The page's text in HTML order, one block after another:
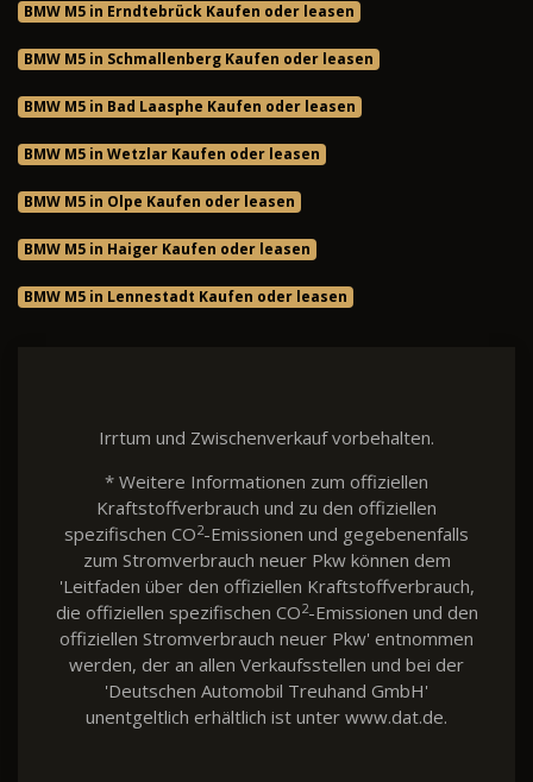
BMW M5 in Erndtebrück Kaufen oder leasen
BMW M5 in Schmallenberg Kaufen oder leasen
BMW M5 in Bad Laasphe Kaufen oder leasen
BMW M5 in Wetzlar Kaufen oder leasen
BMW M5 in Olpe Kaufen oder leasen
BMW M5 in Haiger Kaufen oder leasen
BMW M5 in Lennestadt Kaufen oder leasen
Irrtum und Zwischenverkauf vorbehalten.
* Weitere Informationen zum offiziellen
Kraftstoffverbrauch und zu den offiziellen
spezifischen CO2-Emissionen und gegebenenfalls
zum Stromverbrauch neuer Pkw können dem
'Leitfaden über den offiziellen Kraftstoffverbrauch,
die offiziellen spezifischen CO2-Emissionen und den
offiziellen Stromverbrauch neuer Pkw' entnommen
werden, der an allen Verkaufsstellen und bei der
'Deutschen Automobil Treuhand GmbH'
unentgeltlich erhältlich ist unter www.dat.de.